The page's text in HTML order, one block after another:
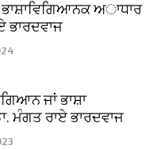
ਭਾਸ਼ਾਵਿਗਿਆਨਕ ਅਾਧਾਰ
ਭਾਰਦਵਾਜ
ਜਾਂ ਭਾਸ਼ਾ
ਮੰਗਤ ਰਾਏ ਭਾਰਦਵਾਜ